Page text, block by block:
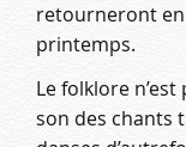
retourneront
printemps.
Le folklore
son des chants